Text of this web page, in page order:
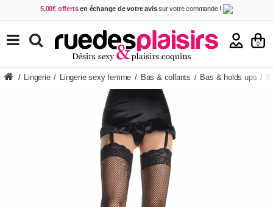
5,00€ offerts en échange de votre avissur votre commande !
Achetez aujourd'hui. Décidez quand payer !
Livraison en 48h
au prix de 2,90 € ! (Offerte dès 69,00€ d'achat)
0
TOUS NOS PRODUITS
/ Lingerie / Lingerie sexy femme / Bas & collants / Bas & holds ups /